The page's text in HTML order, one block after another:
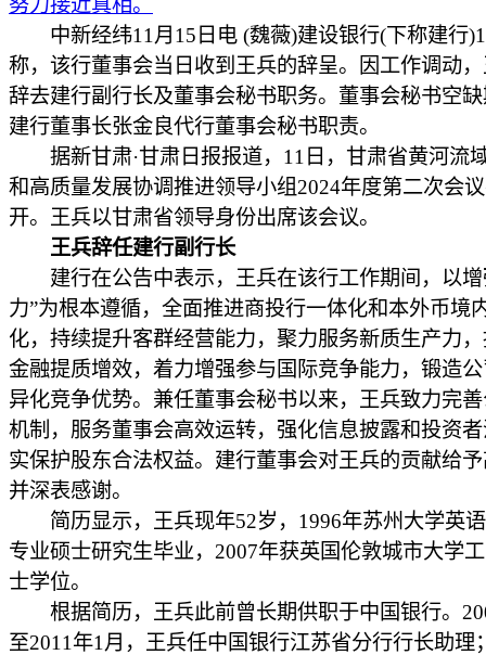
努力接近真相。
中新经纬11月15日电 (魏薇)建设银行(下称建行
称，该行董事会当日收到王兵的辞呈。因工作调动
辞去建行副行长及董事会秘书职务。董事会秘书空
建行董事长张金良代行董事会秘书职责。
据新甘肃·甘肃日报报道，11日，甘肃省黄河流
和高质量发展协调推进领导小组2024年度第二次会
开。王兵以甘肃省领导身份出席该会议。
王兵辞任建行副行长
建行在公告中表示，王兵在该行工作期间，以增
力”为根本遵循，全面推进商投行一体化和本外币境
化，持续提升客群经营能力，聚力服务新质生产力
金融提质增效，着力增强参与国际竞争能力，锻造
异化竞争优势。兼任董事会秘书以来，王兵致力完
机制，服务董事会高效运转，强化信息披露和投资
实保护股东合法权益。建行董事会对王兵的贡献给
并深表感谢。
简历显示，王兵现年52岁，1996年苏州大学英
专业硕士研究生毕业，2007年获英国伦敦城市大学
士学位。
根据简历，王兵此前曾长期供职于中国银行。
至2011年1月，王兵任中国银行江苏省分行行长助理